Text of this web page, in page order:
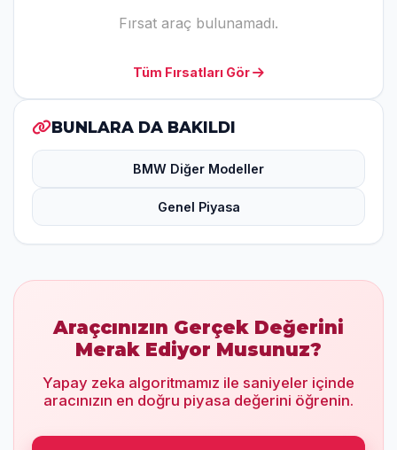
Fırsat araç bulunamadı.
Tüm Fırsatları Gör
BUNLARA DA BAKILDI
BMW Diğer Modeller
Genel Piyasa
Araçcınızın Gerçek Değerini
Merak Ediyor Musunuz?
Yapay zeka algoritmamız ile saniyeler içinde
aracınızın en doğru piyasa değerini öğrenin.